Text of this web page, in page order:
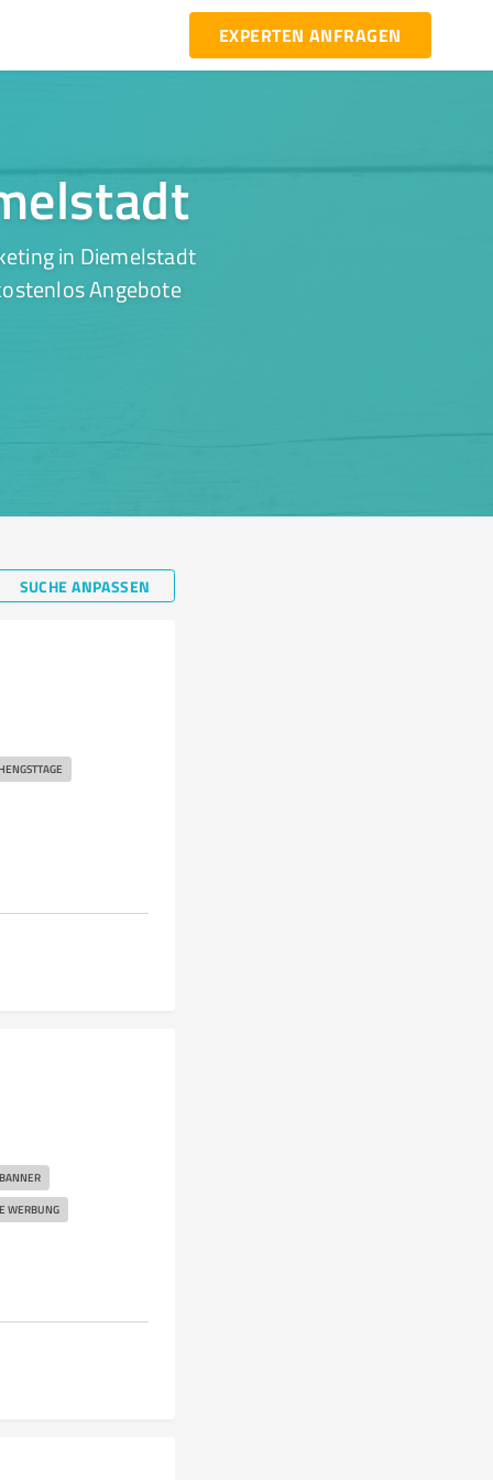
EXPERTEN ANFRAGEN
in Diemelstadt
Angebote
SUCHE ANPASSEN
WERBUNG